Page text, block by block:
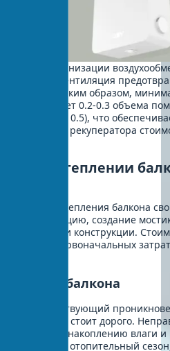
требует организации
вытяжная вентиляция
ведь таким образом,
составляет 0.2-0.3 объема
норма выше - 0.5), что
клапанов или рекуператора
при утеплении
ошибки утепления балкона
пароизоляцию, создание
способности конструкции.
40-60% от первоначальных
балкона
препятствующий
Ошибка стоит дорого.
приводит к накоплению влаги и
за один отопительный